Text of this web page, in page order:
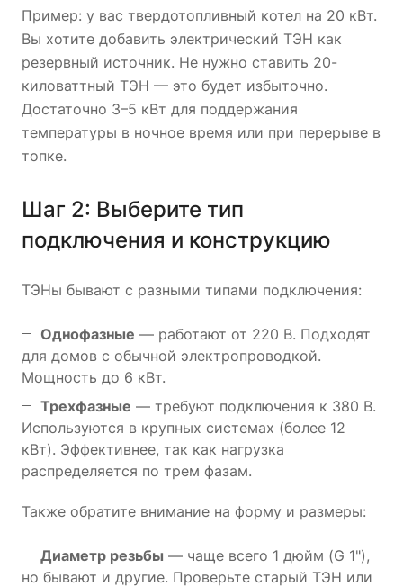
Пример: у вас твердотопливный котел на 20 кВт.
Вы хотите добавить электрический ТЭН как
резервный источник. Не нужно ставить 20-
киловаттный ТЭН — это будет избыточно.
Достаточно 3–5 кВт для поддержания
температуры в ночное время или при перерыве в
топке.
Шаг 2: Выберите тип
подключения и конструкцию
ТЭНы бывают с разными типами подключения:
Однофазные — работают от 220 В. Подходят
для домов с обычной электропроводкой.
Мощность до 6 кВт.
Трехфазные — требуют подключения к 380 В.
Используются в крупных системах (более 12
кВт). Эффективнее, так как нагрузка
распределяется по трем фазам.
Также обратите внимание на форму и размеры:
Диаметр резьбы — чаще всего 1 дюйм (G 1"),
но бывают и другие. Проверьте старый ТЭН или